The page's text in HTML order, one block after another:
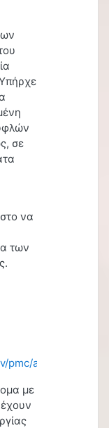
σε
να
των
pmc/articles/
με